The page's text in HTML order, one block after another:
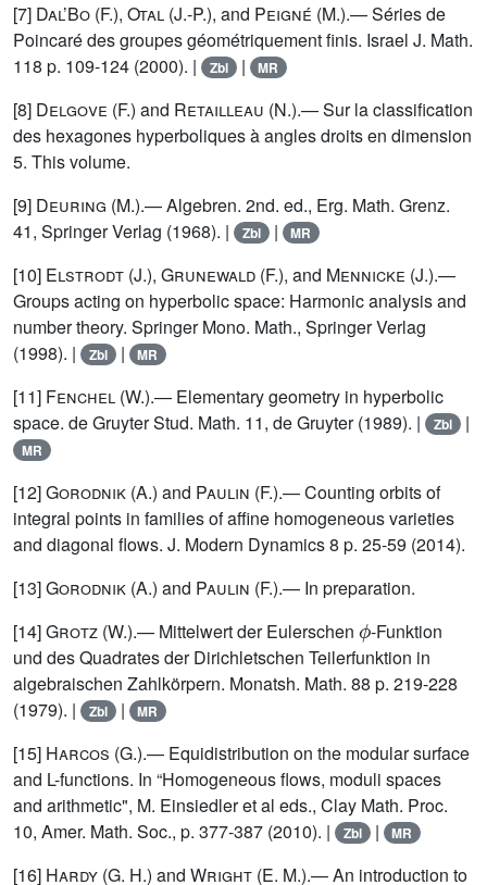
[7] Dal’Bo (F.), Otal (J.-P.), and Peigné (M.).— Séries de
Poincaré des groupes géométriquement finis. Israel J. Math.
118 p. 109-124 (2000). |
Zbl | MR
[8] Delgove (F.) and Retailleau (N.).— Sur la classification
des hexagones hyperboliques à angles droits en dimension
5. This volume.
[9] Deuring (M.).— Algebren. 2nd. ed., Erg. Math. Grenz.
41, Springer Verlag (1968). |
Zbl | MR
[10] Elstrodt (J.), Grunewald (F.), and Mennicke (J.).—
Groups acting on hyperbolic space: Harmonic analysis and
number theory. Springer Mono. Math., Springer Verlag
(1998). |
Zbl | MR
[11] Fenchel (W.).— Elementary geometry in hyperbolic
space. de Gruyter Stud. Math. 11, de Gruyter (1989). |
Zbl |
MR
[12]Gorodnik (A.) and Paulin (F.).— Counting orbits of
integral points in families of affine homogeneous varieties
and diagonal flows. J. Modern Dynamics 8 p. 25-59 (2014).
[13]Gorodnik (A.) and Paulin (F.).— In preparation.
[14]Grotz (W.).— Mittelwert der Eulerschen
-Funktion
und des Quadrates der Dirichletschen Teilerfunktion in
algebraischen Zahlkörpern. Monatsh. Math. 88 p. 219-228
(1979). |
Zbl | MR
[15] Harcos (G.).— Equidistribution on the modular surface
and L-functions. In “Homogeneous flows, moduli spaces
and arithmetic", M. Einsiedler et al eds., Clay Math. Proc.
10, Amer. Math. Soc., p. 377-387 (2010). |
Zbl | MR
[16] Hardy (G. H.) and Wright (E. M.).— An introduction to